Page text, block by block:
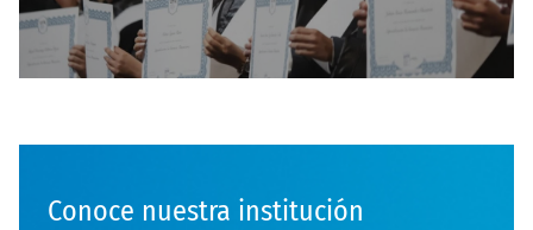
Conoce nuestra institución